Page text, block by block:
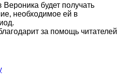
будет получать
необходимое ей в
за помощь читателей